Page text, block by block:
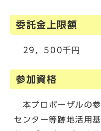
委託金上限額
29，500千円
参加資格
本プロポーザルの
センター等跡地活用